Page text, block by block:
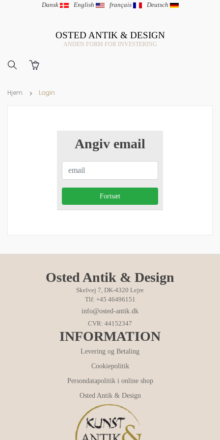
Dansk | English | français | Deutsch
OSTED ANTIK & DESIGN
ANDEN FORM FOR INVESTERING
Hjem Login
Angiv email
Osted Antik & Design
Skelvej 7, DK-4320 Lejre
Tlf: +45 46496151
info@osted-antik.dk
CVR: 44152347
INFORMATION
Levering og Betaling
Cookiepolitik
Persondatapolitik i online shop
Osted Antik & Design